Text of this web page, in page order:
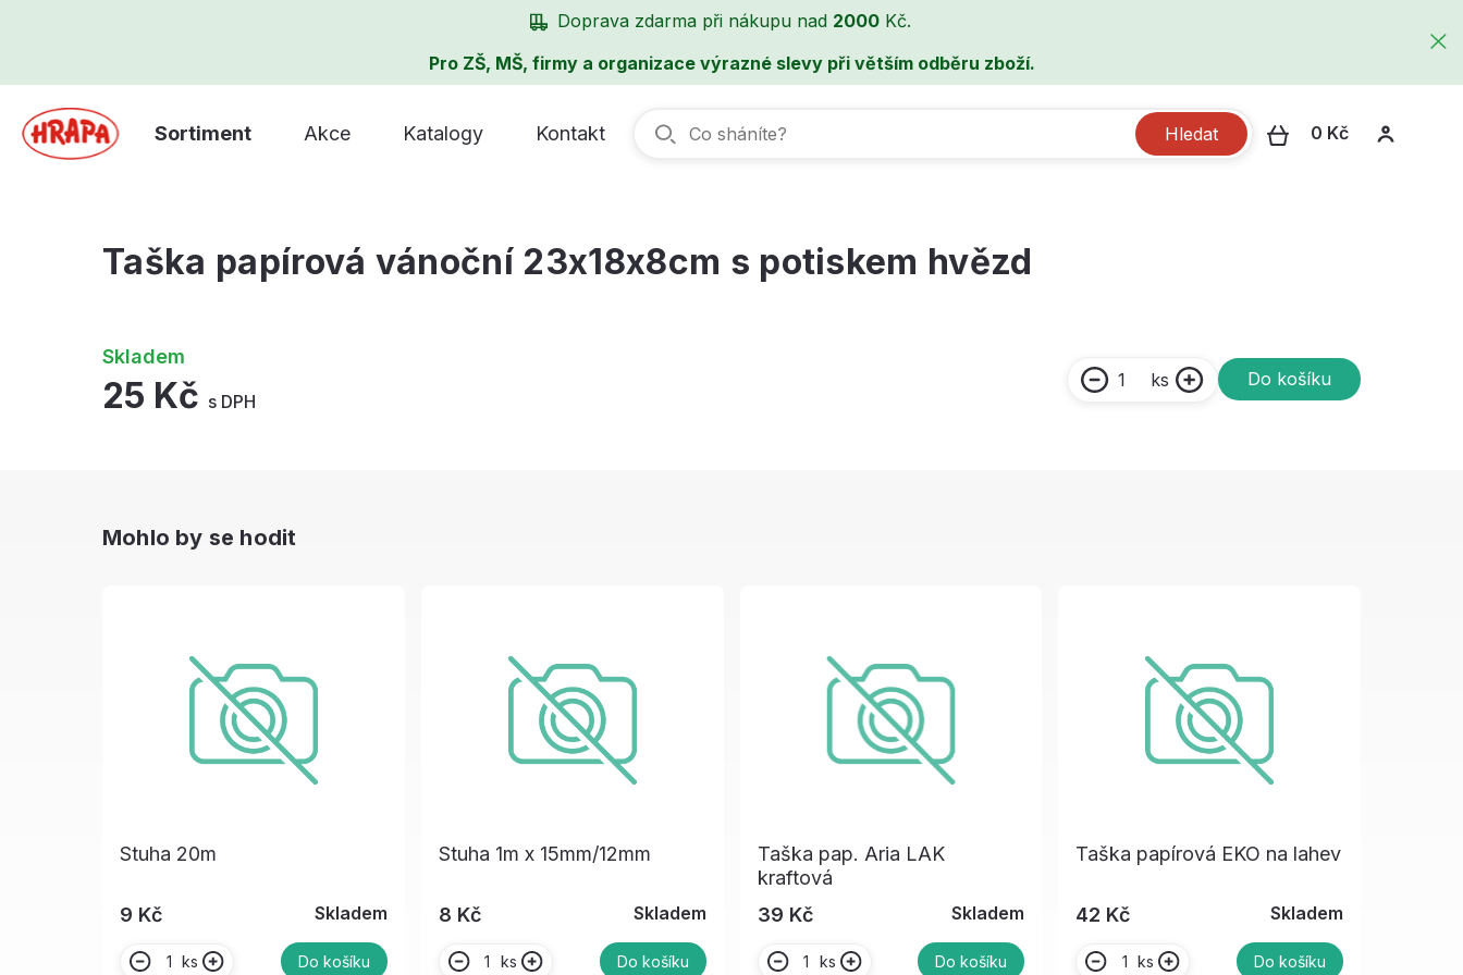
Doprava zdarma při nákupu nad 2000 Kč.
Pro ZŠ, MŠ, firmy a organizace výrazné slevy při větším odběru zboží.
Sortiment Akce Katalogy Kontakt Hledat 0 Kč
Taška papírová vánoční 23x18x8cm s potiskem hvězd
Skladem
25 Kč s DPH
ks Do košíku
Mohlo by se hodit
Stuha 20m
9 Kč Skladem
ks Do košíku
Stuha 1m x 15mm/12mm
8 Kč Skladem
ks Do košíku
Taška pap. Aria LAK
kraftová
39 Kč
Skladem
ks Do košíku
Taška papírová EKO na lahev
42 Kč Skladem
ks Do košíku